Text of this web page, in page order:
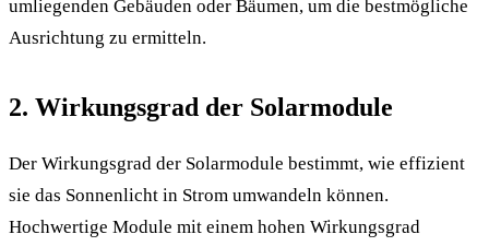
umliegenden Gebäuden oder Bäumen, um die bestmögliche
Ausrichtung zu ermitteln.
2. Wirkungsgrad der Solarmodule
Der Wirkungsgrad der Solarmodule bestimmt, wie effizient
sie das Sonnenlicht in Strom umwandeln können.
Hochwertige Module mit einem hohen Wirkungsgrad